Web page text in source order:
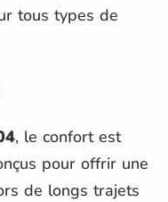
tous types de
, le confort est
pour offrir une
de longs trajets